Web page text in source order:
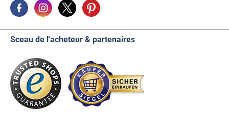
Sceau de l'acheteur & partenaires